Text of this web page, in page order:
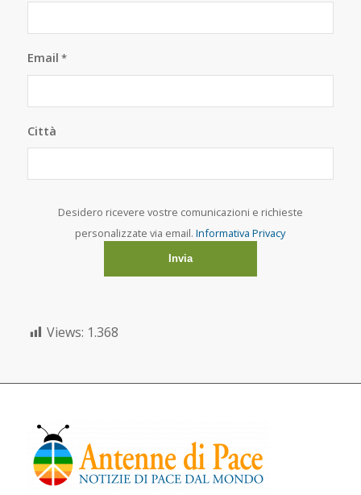
Email *
Città
Desidero ricevere vostre comunicazioni e richieste
personalizzate via email.Informativa Privacy
Views: 1.368